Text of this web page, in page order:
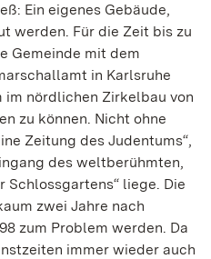
Ein eigenes Gebäude,
werden. Für die Zeit bis zu
Gemeinde mit dem
in Karlsruhe
im nördlichen Zirkelbau von
zu können. Nicht ohne
Zeitung des Judentums“,
des weltberühmten,
liege. Die
zwei Jahre nach
zum Problem werden. Da
immer wieder auch